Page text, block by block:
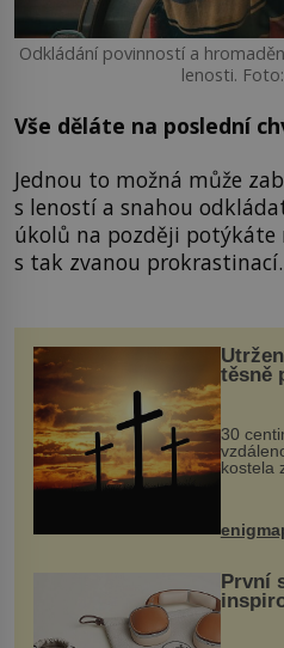
Odkládání povinností a
lenosti. Foto:
Vše děláte na poslední
Jednou to možná může
s leností a snahou
úkolů na později potýkáte
s tak zvanou prokrastinací.
těsně
30
kostela
...
První